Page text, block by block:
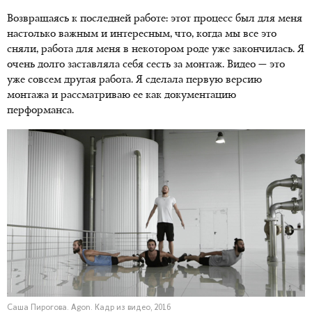
Возвращаясь к последней работе: этот процесс был для меня
настолько важным и интересным, что, когда мы все это
сняли, работа для меня в некотором роде уже закончилась. Я
очень долго заставляла себя сесть за монтаж. Видео — это
уже совсем другая работа. Я сделала первую версию
монтажа и рассматриваю ее как документацию
перформанса.
Саша Пирогова. Agon. Кадр из видео, 2016